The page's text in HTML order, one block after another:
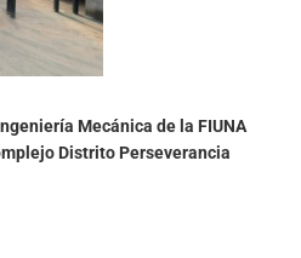
Mecánica de la FIUNA
Distrito Perseverancia